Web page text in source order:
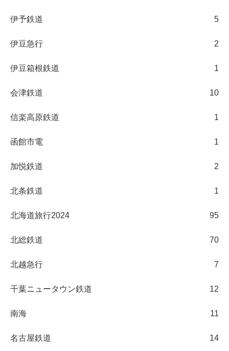
伊予鉄道 5
伊豆急行 2
伊豆箱根鉄道 1
会津鉄道 10
信楽高原鉄道 1
函館市電 1
加悦鉄道 2
北条鉄道 1
北海道旅行2024 95
北総鉄道 70
北越急行 7
千葉ニュータウン鉄道 12
南海 11
名古屋鉄道 14